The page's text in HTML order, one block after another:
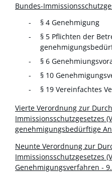
Bundes-
§ 4 Genehmigung
§ 5 Pflichten der
§ 6
§ 10
§ 19 Vereinfachtes
Vierte Verordnung zur
Immissionsschutzgesetzes
genehmigungsbedürftige
Neunte Verordnung zur
Immissionsschutzgesetzes
Genehmigungsverfahren - 9.